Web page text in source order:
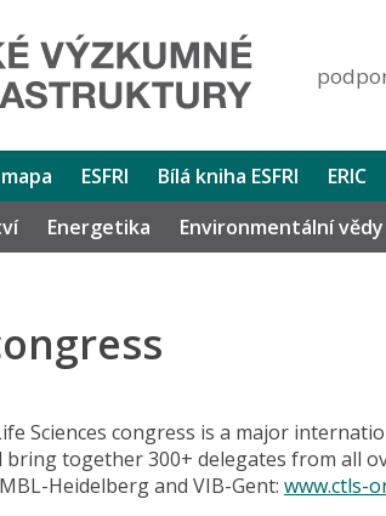
ESFRI Bílá kniha ESFRI ERIC
Energetika Environmentální vědy
Sciences congress is a major
bring together 300+ delegates from all
Heidelberg and VIB-Gent: www.ctls-